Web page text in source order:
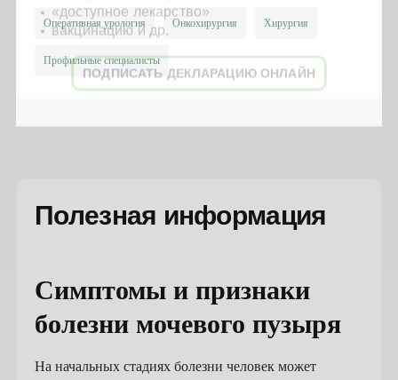
Оперативная урология Онкохирургия Хирургия
Профильные специалисты
Полезная информация
Симптомы и признаки
болезни мочевого пузыря
На начальных стадиях болезни человек может
«доступное лекарство»
вакцинацию и др.
ПОДПИСАТЬ ДЕКЛАРАЦИЮ ОНЛАЙН